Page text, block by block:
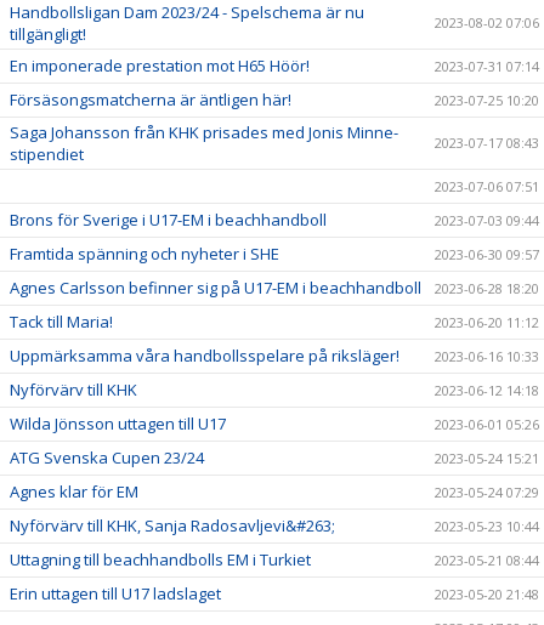
Handbollsligan Dam 2023/24 - Spelschema är nu
tillgängligt!
2023-08-02 07:06
En imponerade prestation mot H65 Höör! 2023-07-31 07:14
Försäsongsmatcherna är äntligen här! 2023-07-25 10:20
Saga Johansson från KHK prisades med Jonis Minne-
stipendiet
2023-07-17 08:43
2023-07-06 07:51
Brons för Sverige i U17-EM i beachhandboll 2023-07-03 09:44
Framtida spänning och nyheter i SHE 2023-06-30 09:57
Agnes Carlsson befinner sig på U17-EM i beachhandboll 2023-06-28 18:20
Tack till Maria! 2023-06-20 11:12
Uppmärksamma våra handbollsspelare på riksläger! 2023-06-16 10:33
Nyförvärv till KHK 2023-06-12 14:18
Wilda Jönsson uttagen till U17 2023-06-01 05:26
ATG Svenska Cupen 23/24 2023-05-24 15:21
Agnes klar för EM 2023-05-24 07:29
Nyförvärv till KHK, Sanja Radosavljevi&#263; 2023-05-23 10:44
Uttagning till beachhandbolls EM i Turkiet 2023-05-21 08:44
Erin uttagen till U17 ladslaget
2023-05-20 21:48